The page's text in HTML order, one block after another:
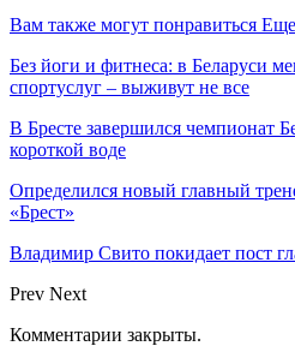
Вам также могут понравиться Еще
Без йоги и фитнеса: в Беларуси
спортуслуг – выживут не все
В Бресте завершился чемпионат
короткой воде
Определился новый главный
«Брест»
Владимир Свито покидает пост
Prev Next
Комментарии закрыты.